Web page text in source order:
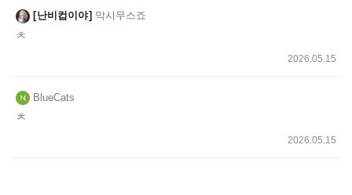
쓰
기
난비컵이야 막시무스죠
ㅊ
2026.05.15
BlueCats
ㅊ
2026.05.15